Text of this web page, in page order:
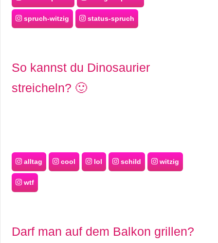
spruch-witzig status-spruch
So kannst du Dinosaurier
streicheln? 🙂
alltag cool lol schild witzig
wtf
Darf man auf dem Balkon grillen?